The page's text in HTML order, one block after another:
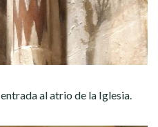
al atrio de la Iglesia.